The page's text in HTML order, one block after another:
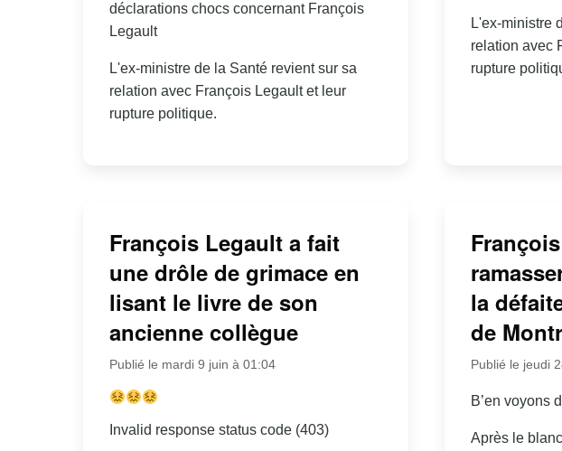
déclarations chocs concernant François
Legault
L'ex-ministre de la Santé revient sur sa
relation avec François Legault et leur
rupture politique.
L'ex-ministre
relation avec
rupture
François Legault a fait
une drôle de grimace en
lisant le livre de son
ancienne collègue
Publié le mardi 9 juin à 01:04
Invalid response status code (403)
la
de
Publié le jeudi
B’en voyons
Après le